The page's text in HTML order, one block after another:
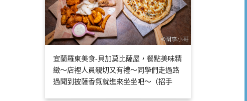
宜蘭羅東美食-貝加莫比薩屋，餐點美味精
緻～店裡人員親切又有禮～同學們走過路
過聞到披薩香氣就進來坐坐吧～（招手